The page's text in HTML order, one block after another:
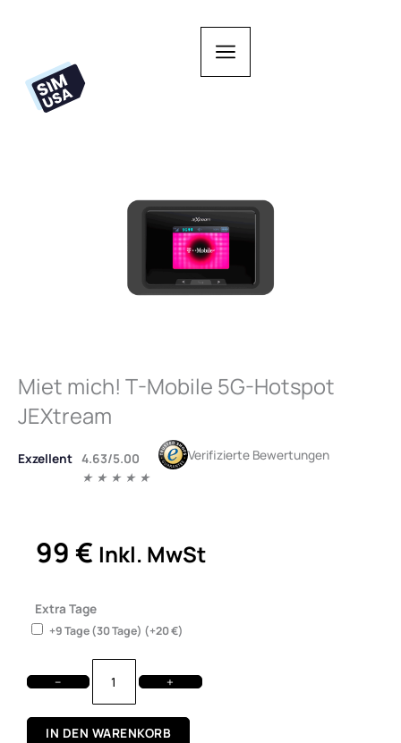
Miet mich! T-Mobile 5G-Hotspot
JEXtream
Exzellent 4.63/5.00
★ ★ ★ ★ ★
Bewertet
mit
Verifizierte Bewertungen
99€ Inkl. MwSt
Extra Tage
+9 Tage (30 Tage) (+20€)
−
mich!
T-
Mobile
5G-
Hotspot
Menge
+
IN DEN WARENKORB